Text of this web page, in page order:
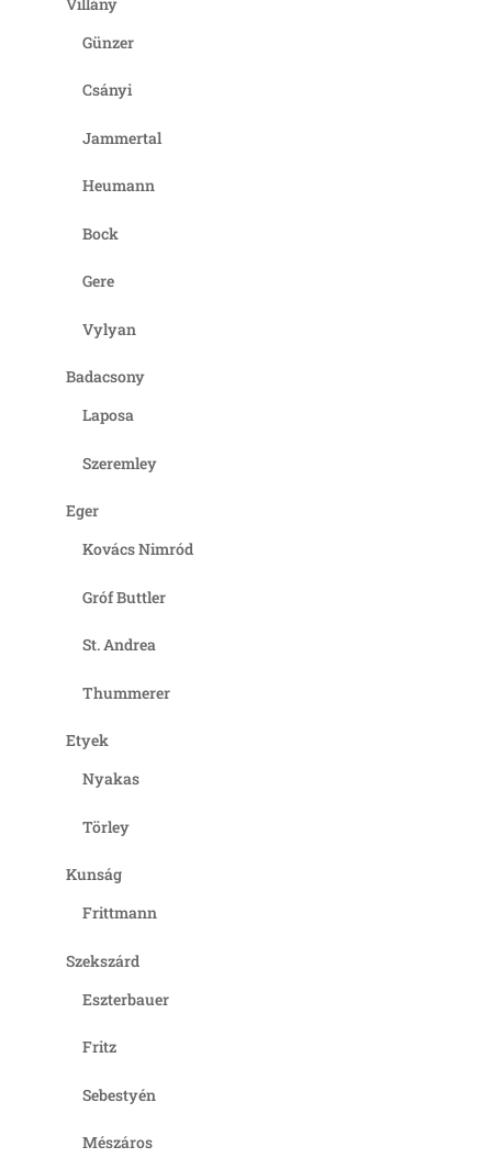
Günzer
Csányi
Jammertal
Heumann
Bock
Gere
Vylyan
Badacsony
Laposa
Szeremley
Eger
Kovács Nimród
Gróf Buttler
St. Andrea
Thummerer
Etyek
Nyakas
Törley
Kunság
Frittmann
Szekszárd
Eszterbauer
Fritz
Sebestyén
Mészáros